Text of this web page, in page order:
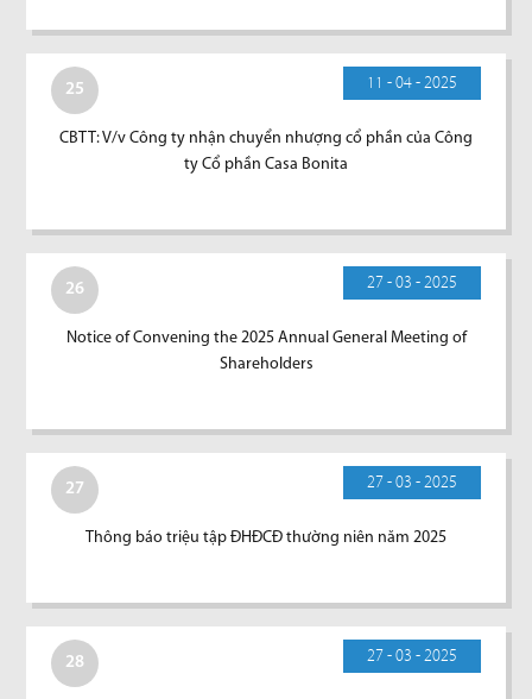
25 11 - 04 - 2025
CBTT: V/v Công ty nhận chuyển nhượng cổ phần của Công
ty Cổ phần Casa Bonita
26 27 - 03 - 2025
Notice of Convening the 2025 Annual General Meeting of
Shareholders
27 27 - 03 - 2025
Thông báo triệu tập ĐHĐCĐ thường niên năm 2025
28 27 - 03 - 2025